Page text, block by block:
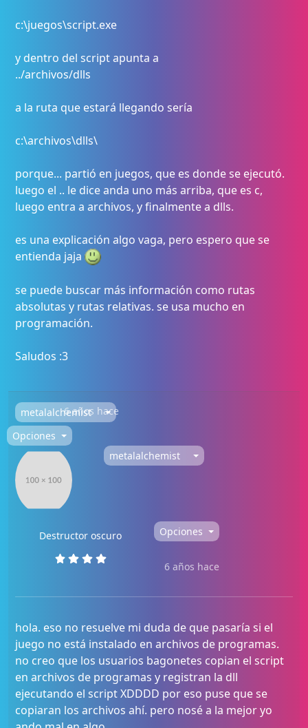
c:\juegos\script.exe
y dentro del script apunta a
../archivos/dlls
a la ruta que estará llegando sería
c:\archivos\dlls\
porque... partió en juegos, que es donde se ejecutó.
luego el .. le dice anda uno más arriba, que es c,
luego entra a archivos, y finalmente a dlls.
es una explicación algo vaga, pero espero que se
entienda jaja
se puede buscar más información como rutas
absolutas y rutas relativas. se usa mucho en
programación.
Saludos :3
metalalchemist6 años hace
Opciones
metalalchemist
Destructor oscuro Opciones
6 años hace
hola. eso no resuelve mi duda de que pasaría si el
juego no está instalado en archivos de programas.
no creo que los usuarios bagonetes copian el script
en archivos de programas y registran la dll
ejecutando el script XDDDD por eso puse que se
copiaran los archivos ahí. pero nosé a la mejor yo